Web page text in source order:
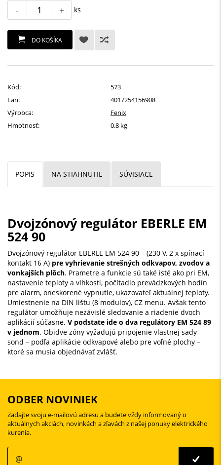
- + ks
DO KOŠÍKA
Kód:
573
Ean:
4017254156908
Výrobca:
Fenix
Hmotnosť:
0.8 kg
POPIS NA STIAHNUTIE SÚVISIACE
Dvojzónový regulátor EBERLE EM
524 90
Dvojzónový regulátor EBERLE EM 524 90 – (230 V, 2 x spínací
kontakt 16 A) pre vyhrievanie strešných odkvapov, zvodov a
vonkajších plôch. Prametre a funkcie sú také isté ako pri EM,
nastavenie teploty a vlhkosti, počítadlo prevádzkových hodín
pre alarm, oneskorené vypnutie, ukazovateľ aktuálnej teploty.
Umiestnenie na DIN lištu (8 modulov), CZ menu. Avšak tento
regulátor umožňuje nezávislé sledovanie a riadenie dvoch
aplikácií súčasne. V podstate ide o dva regulátory EM 524 89
v jednom. Obidve zóny vyžadujú pripojenie vlastnej sady
sond – podľa aplikácie odkvapové alebo pre voľné plochy –
ktoré sa musia objednávať zvlášť.
ODBER NOVINIEK
Zadajte svoju e-mailovú adresu a budete vždy informovaný o
aktuálnych akciách, novinkách a zľavách z našej ponuky elektrického
kurenia.